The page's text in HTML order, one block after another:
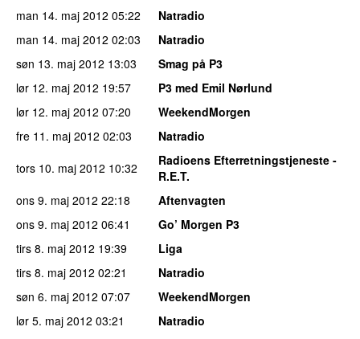
man 14. maj 2012 05:22
Natradio
man 14. maj 2012 02:03
Natradio
søn 13. maj 2012 13:03
Smag på P3
lør 12. maj 2012 19:57
P3 med Emil Nørlund
lør 12. maj 2012 07:20
WeekendMorgen
fre 11. maj 2012 02:03
Natradio
tors 10. maj 2012 10:32
Radioens Efterretningstjeneste -
R.E.T.
ons 9. maj 2012 22:18
Aftenvagten
ons 9. maj 2012 06:41
Go’ Morgen P3
tirs 8. maj 2012 19:39
Liga
tirs 8. maj 2012 02:21
Natradio
søn 6. maj 2012 07:07
WeekendMorgen
lør 5. maj 2012 03:21
Natradio